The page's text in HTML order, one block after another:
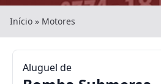
Início » Motores
Aluguel de